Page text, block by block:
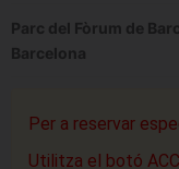
Parc del Fòrum de
Barcelona
Per a reservar
Utilitza el botó